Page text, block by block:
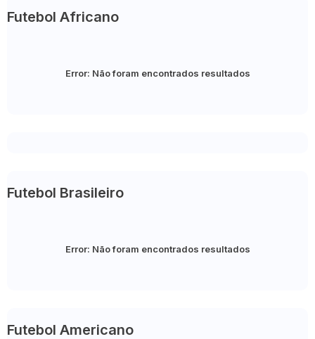
Futebol Africano
Error: Não foram encontrados resultados
Futebol Brasileiro
Error: Não foram encontrados resultados
Futebol Americano